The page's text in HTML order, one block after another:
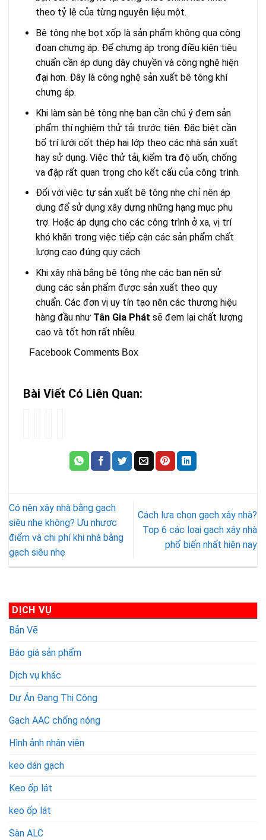
theo tỷ lệ của từng nguyên liệu một.
Bê tông nhẹ bọt xốp là sản phẩm không qua công
đoạn chưng áp. Để chưng áp trong điều kiện tiêu
chuẩn cần áp dụng dây chuyền và công nghệ hiện
đại hơn. Đây là công nghệ sản xuất bê tông khí
chưng áp.
Khi làm sàn bê tông nhẹ bạn cần chú ý đem sản
phẩm thí nghiệm thử tải trước tiên. Đặc biệt cần
bố trí lưới cốt thép hai lớp theo các nhà sản xuất
hay sử dụng. Việc thử tải, kiểm tra độ uốn, chống
va đập rất quan trọng cho kết cấu của công trình.
Đối với việc tự sản xuất bê tông nhẹ chỉ nên áp
dụng để sử dụng xây dựng những hạng mục phụ
trợ. Hoặc áp dụng cho các công trình ở xa, vị trí
khó khăn trong việc tiếp cận các sản phẩm chất
lượng cao đúng quy cách.
Khi xây nhà bằng bê tông nhẹ các bạn nên sử
dụng các sản phẩm được sản xuất theo quy
chuẩn. Các đơn vị uy tín tạo nên các thương hiệu
hàng đầu như Tân Gia Phát sẽ đem lại chất lượng
cao và tốt hơn rất nhiều.
Facebook Comments Box
Bài Viết Có Liên Quan:
nhà
bằng
gạch
bê
tông
áp
Viglacera
và
panel
ALC
tại
Thanh
gạch
chống
cháy
bê
tông
chống
nóng
tông,
mái
sân
thượng
hiệu
nhà
bằng
nhẹ
không?
Ưu
điểm
nhà
gạch
siêu
Có nên xây nhà bằng gạch
siêu nhẹ không? Ưu nhược
điểm và chi phí khi nhà bằng
gạch siêu nhẹ
Cách lựa chọn gạch xây nhà?
Top 6 các loại gạch xây nhà
phổ biến nhất hiện nay
DỊCH VỤ
Bản Vẽ
Báo giá sản phẩm
Dịch vụ khác
Dự Án Đang Thi Công
Gạch AAC chống nóng
Hình ảnh nhân viên
keo dán gạch
Keo ốp lát
keo ốp lát
Sàn ALC